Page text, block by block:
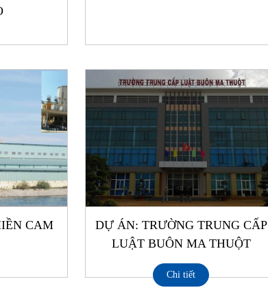
CAM
DỰ ÁN: TRƯỜNG TRUNG CẤP
LUẬT BUÔN MA THUỘT
Chi tiết